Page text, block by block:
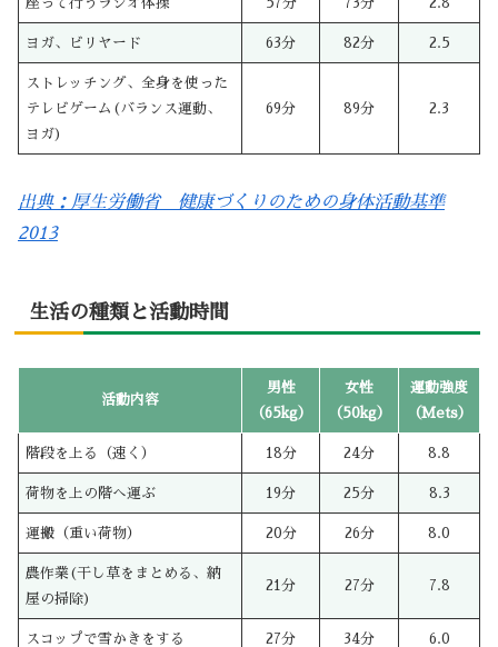
座って行うラジオ体操 57分 73分 2.8
ヨガ、ビリヤード 63分 82分 2.5
ストレッチング、全身を使った
テレビゲーム(バランス運動、
ヨガ)
69分 89分 2.3
出典：厚生労働省 健康づくりのための身体活動基準
2013
生活の種類と活動時間
活動内容
男性
（65kg）
女性
（50kg）
運動強度
（Mets）
階段を上る（速く） 18分 24分 8.8
荷物を上の階へ運ぶ 19分 25分 8.3
運搬（重い荷物） 20分 26分 8.0
農作業(干し草をまとめる、納
屋の掃除)
21分 27分 7.8
スコップで雪かきをする 27分 34分 6.0